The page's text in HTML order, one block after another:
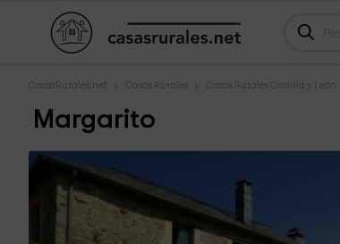
CasasRurales.net Casas Rurales Casas Rurales Castilla y León
Margarito